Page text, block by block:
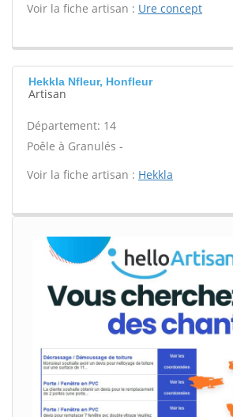
Voir la fiche artisan : Ure concept
Hekkla Nfleur, Honfleur
Artisan
Département: 14
Poêle à Granulés -
Voir la fiche artisan : Hekkla